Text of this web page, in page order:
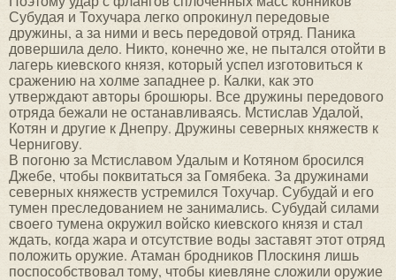
Субудая и Тохучара легко опрокинул передовые
дружины, а за ними и весь передовой отряд. Паника
довершила дело. Никто, конечно же, не пытался отойти в
лагерь киевского князя, который успел изготовиться к
сражению на холме западнее р. Калки, как это
утверждают авторы брошюры. Все дружины передового
отряда бежали не останавливаясь. Мстислав Удалой,
Котян и другие к Днепру. Дружины северных княжеств к
Чернигову.
В погоню за Мстиславом Удалым и Котяном бросился
Джебе, чтобы поквитаться за Гомябека. За дружинами
северных княжеств устремился Тохучар. Субудай и его
тумен преследованием не занимались. Субудай силами
своего тумена окружил войско киевского князя и стал
ждать, когда жара и отсутствие воды заставят этот отряд
положить оружие. Атаман бродников Плоскиня лишь
поспособствовал тому, чтобы киевляне сложили оружие